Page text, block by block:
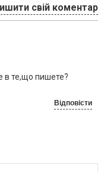
свій коментар
в те,що пишете?
Відповісти